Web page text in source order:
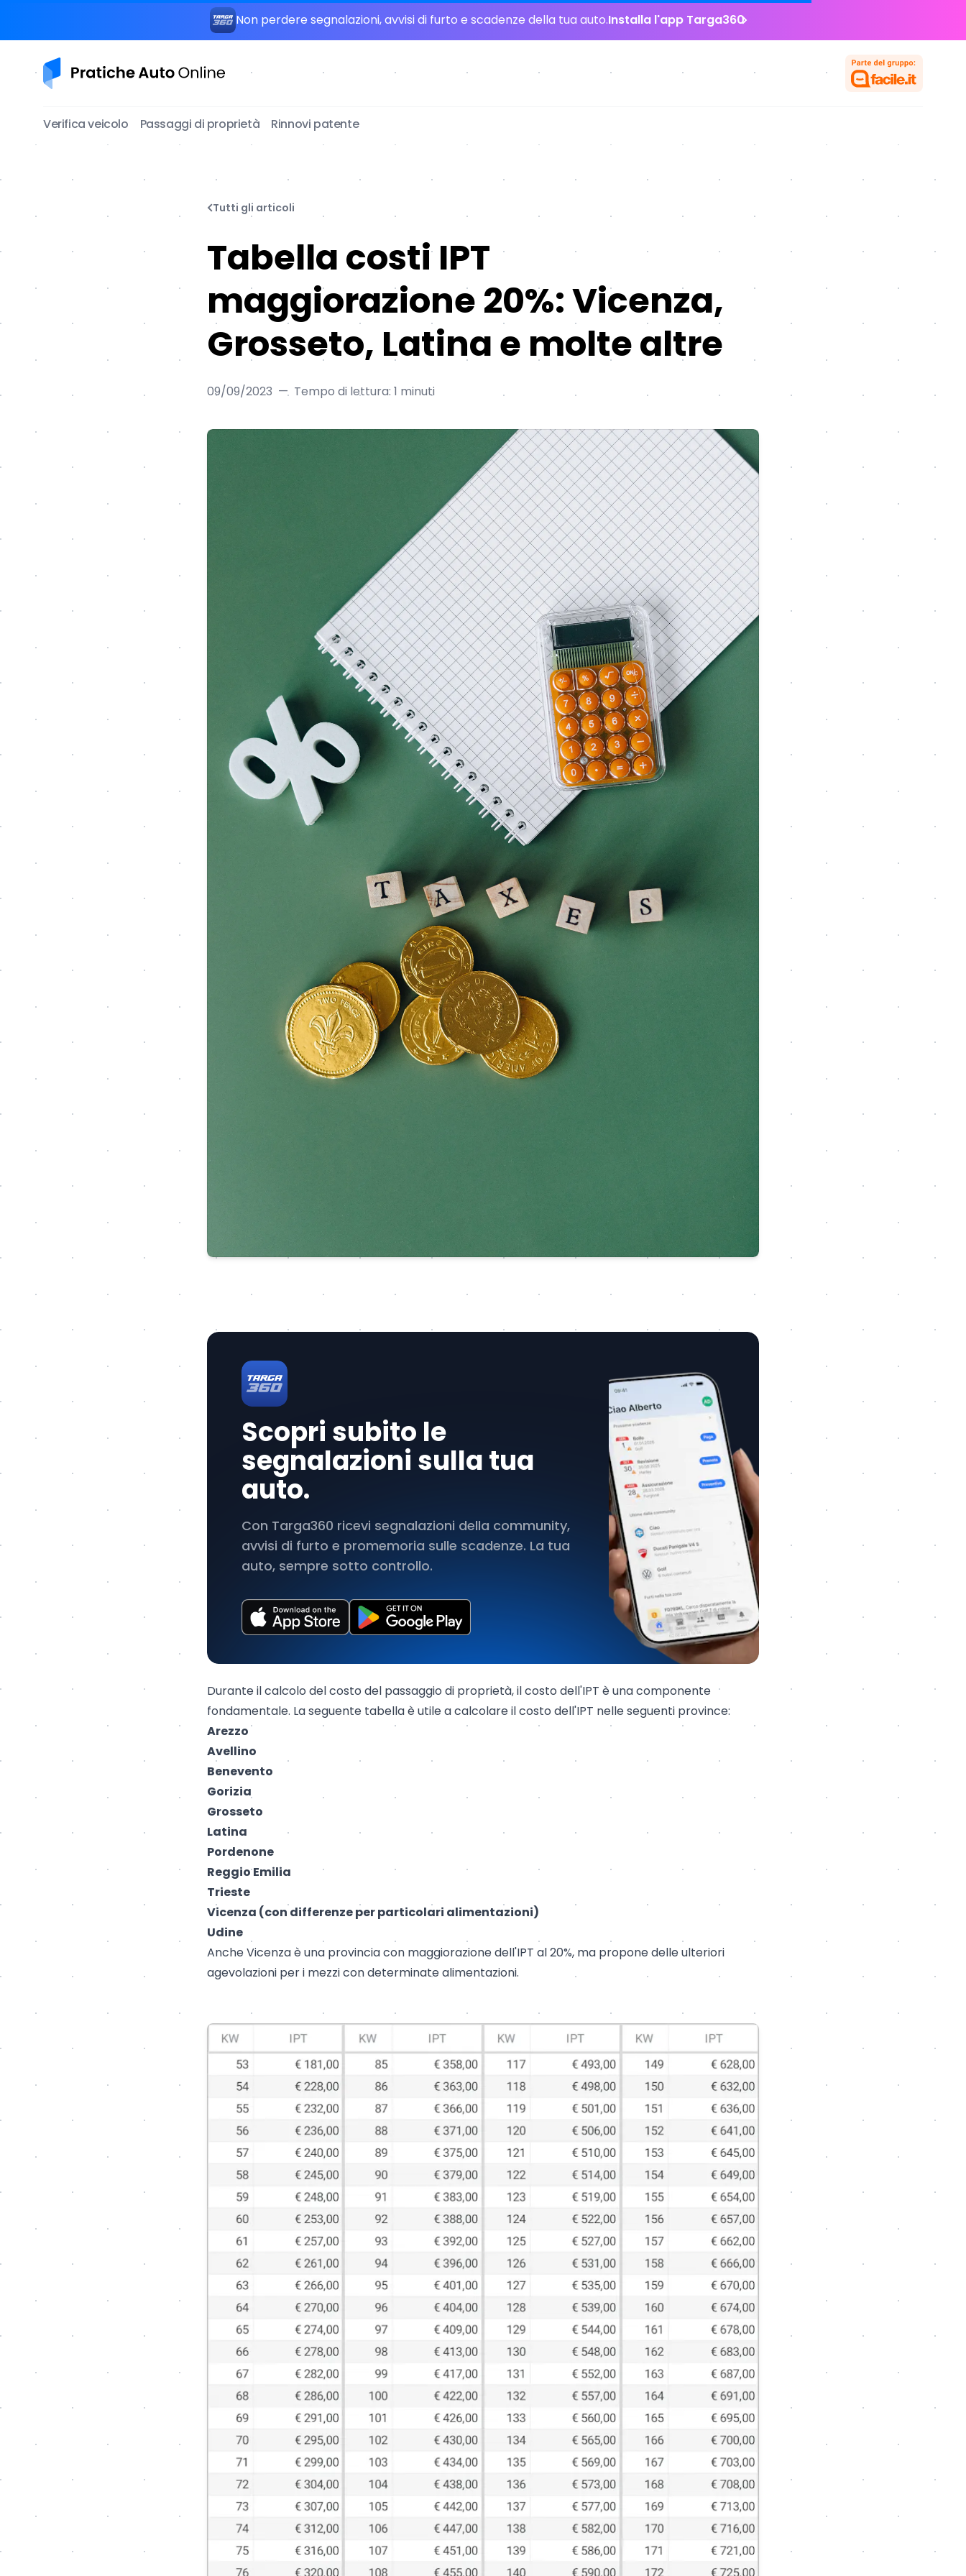
Non perdere segnalazioni, avvisi di furto e scadenze della tua auto.Installa l'app Targa360
Pratiche Auto Online
Verifica veicolo Passaggi di proprietà Rinnovi patente
Tutti gli articoli
Tabella costi IPT
maggiorazione 20%: Vicenza,
Grosseto, Latina e molte altre
09/09/2023 — Tempo di lettura: 1 minuti
Scopri subito le
segnalazioni sulla tua
auto.
Con Targa360 ricevi segnalazioni della community,
avvisi di furto e promemoria sulle scadenze. La tua
auto, sempre sotto controllo.
Durante il calcolo del costo del passaggio di proprietà, il costo dell'IPT è una componente
fondamentale. La seguente tabella è utile a calcolare il costo dell'IPT nelle seguenti province:
Arezzo
Avellino
Benevento
Gorizia
Grosseto
Latina
Pordenone
Reggio Emilia
Trieste
Vicenza (con differenze per particolari alimentazioni)
Udine
Anche Vicenza è una provincia con maggiorazione dell'IPT al 20%, ma propone delle ulteriori
agevolazioni per i mezzi con determinate alimentazioni.